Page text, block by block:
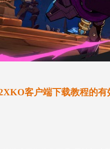
客户端下载教程的有